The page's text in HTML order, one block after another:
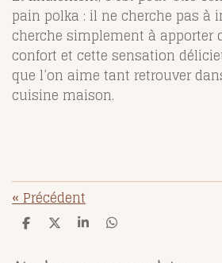
pain polka : il ne cherche pas à
cherche simplement à apporter
confort et cette sensation
que l’on aime tant retrouver
cuisine maison.
«Précédent
P P P P